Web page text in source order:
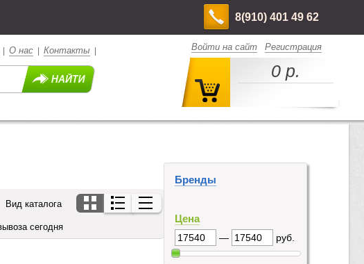
8(910) 401 49 62
О нас Контакты Войти на сайт Регистрация
0 р.
сегодня
каталога
Бренды
Цена
— руб.